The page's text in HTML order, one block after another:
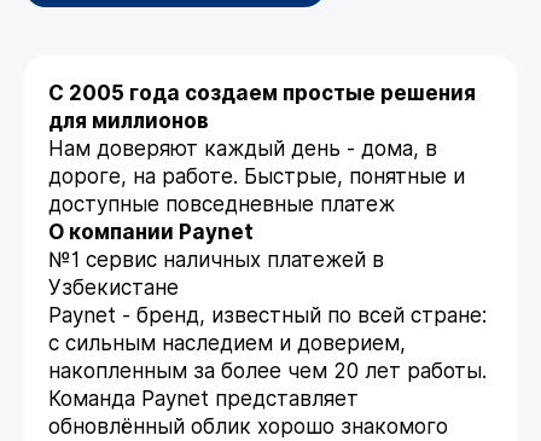
С 2005 года создаем простые решения
для миллионов
Нам доверяют каждый день - дома, в
дороге, на работе. Быстрые, понятные и
доступные повседневные платеж
О компании Paynet
№1 сервис наличных платежей в
Узбекистане
Paynet - бренд, известный по всей стране:
с сильным наследием и доверием,
накопленным за более чем 20 лет работы.
Команда Paynet представляет
обновлённый облик хорошо знакомого